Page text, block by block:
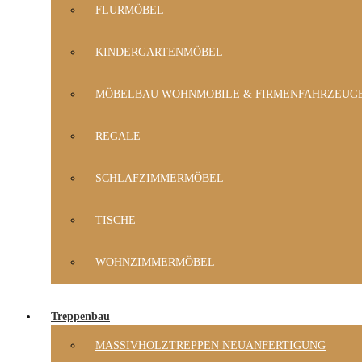
FLURMÖBEL
KINDERGARTENMÖBEL
MÖBELBAU WOHNMOBILE &
REGALE
SCHLAFZIMMERMÖBEL
TISCHE
WOHNZIMMERMÖBEL
Treppenbau
MASSIVHOLZTREPPEN NEUANFERTIGUNG